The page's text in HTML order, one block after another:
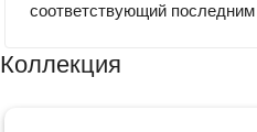
соответствующий
Коллекция